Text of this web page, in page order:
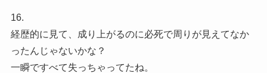
16.
経歴的に見て、成り上がるのに必死で周りが見えてなか
ったんじゃないかな？
一瞬ですべて失っちゃってたね。